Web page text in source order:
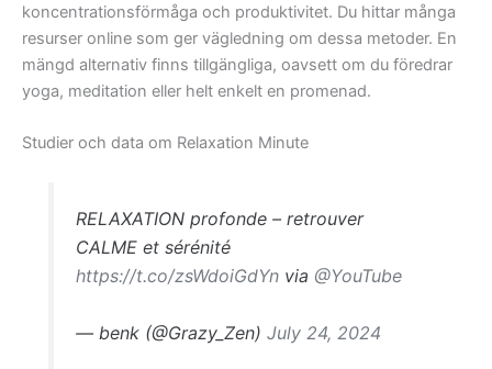
koncentrationsförmåga och produktivitet. Du hittar många
resurser online som ger vägledning om dessa metoder. En
mängd alternativ finns tillgängliga, oavsett om du föredrar
yoga, meditation eller helt enkelt en promenad.
Studier och data om Relaxation Minute
RELAXATION profonde – retrouver
CALME et sérénité
https://t.co/zsWdoiGdYn via @YouTube
— benk (@Grazy_Zen)July 24, 2024